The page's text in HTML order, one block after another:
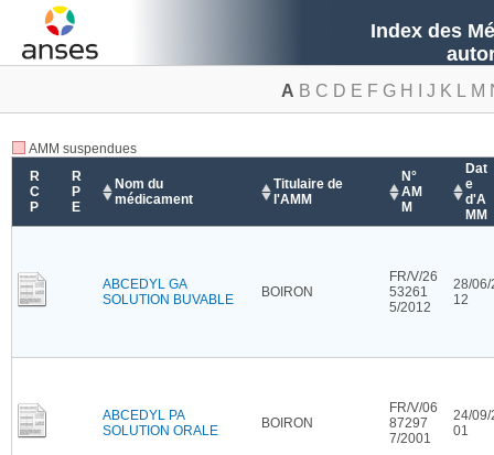
Index des
A B C D E F G H J K L M
AMM suspendues
R
C
P
R
P
E
Nom du
médicament
Titulaire de
l'AMM
N°
AM
M
Dat
e
d'A
MM
ABCEDYL GA
SOLUTION BUVABLE
BOIRON
FR/V/26
53261
5/2012
28/06/
12
ABCEDYL PA
SOLUTION ORALE
BOIRON
FR/V/06
87297
7/2001
24/09/
01